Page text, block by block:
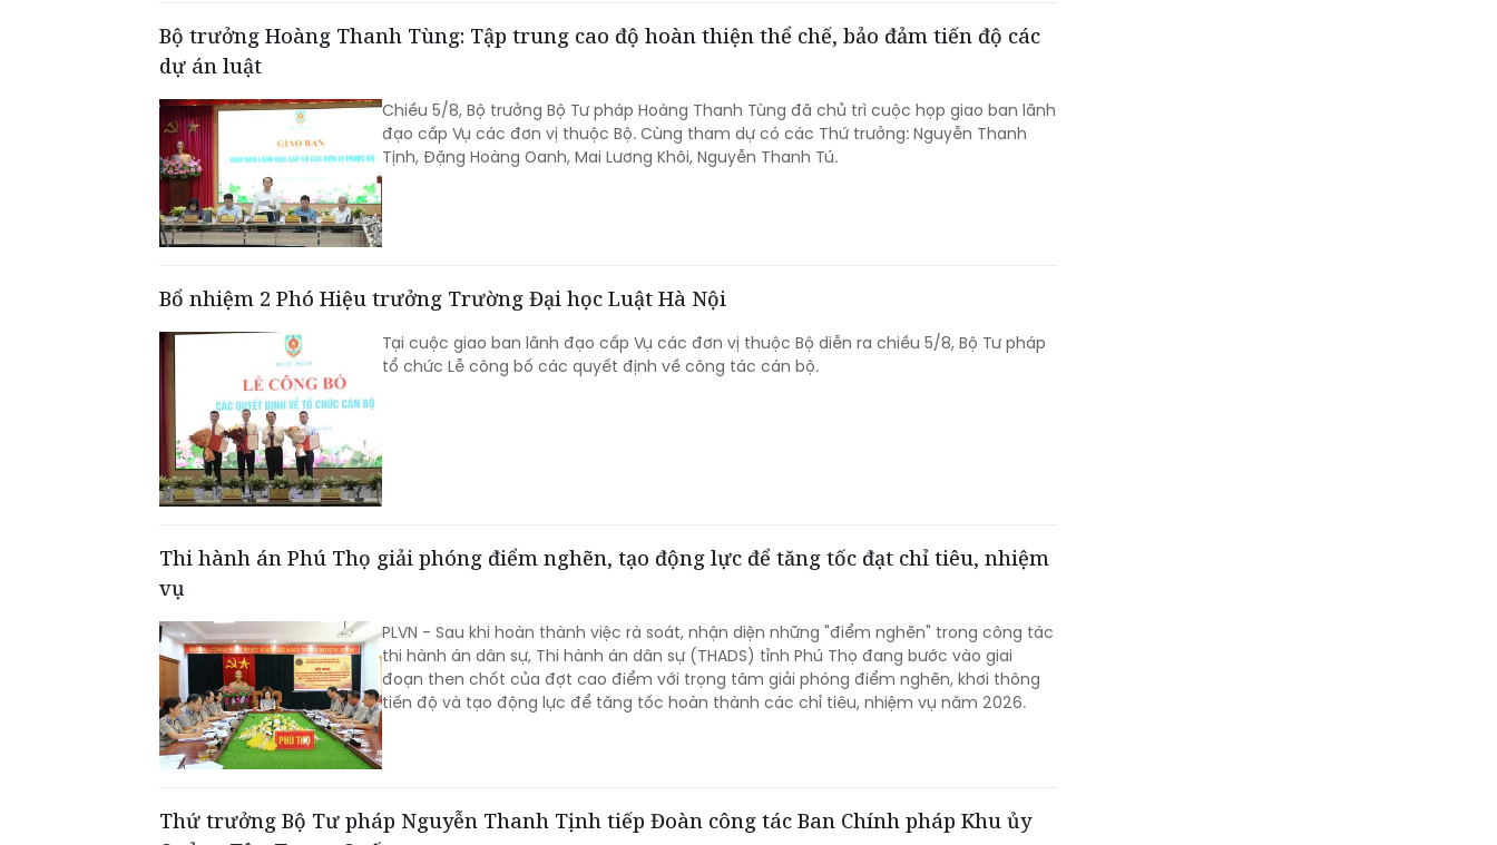
Bộ trưởng Hoàng Thanh Tùng: Tập trung cao độ hoàn thiện thể chế, bảo đảm tiến độ các
dự án luật
Chiều 5/8, Bộ trưởng Bộ Tư pháp Hoàng Thanh Tùng đã chủ trì cuộc họp giao ban lãnh
đạo cấp Vụ các đơn vị thuộc Bộ. Cùng tham dự có các Thứ trưởng: Nguyễn Thanh
Tịnh, Đặng Hoàng Oanh, Mai Lương Khôi, Nguyễn Thanh Tú.
Bổ nhiệm 2 Phó Hiệu trưởng Trường Đại học Luật Hà Nội
Tại cuộc giao ban lãnh đạo cấp Vụ các đơn vị thuộc Bộ diễn ra chiều 5/8, Bộ Tư pháp
tổ chức Lễ công bố các quyết định về công tác cán bộ.
Thi hành án Phú Thọ giải phóng điểm nghẽn, tạo động lực để tăng tốc đạt chỉ tiêu, nhiệm
vụ
PLVN - Sau khi hoàn thành việc rà soát, nhận diện những "điểm nghẽn" trong công tác
thi hành án dân sự, Thi hành án dân sự (THADS) tỉnh Phú Thọ đang bước vào giai
đoạn then chốt của đợt cao điểm với trọng tâm giải phóng điểm nghẽn, khơi thông
tiến độ và tạo động lực để tăng tốc hoàn thành các chỉ tiêu, nhiệm vụ năm 2026.
Thứ trưởng Bộ Tư pháp Nguyễn Thanh Tịnh tiếp Đoàn công tác Ban Chính pháp Khu ủy